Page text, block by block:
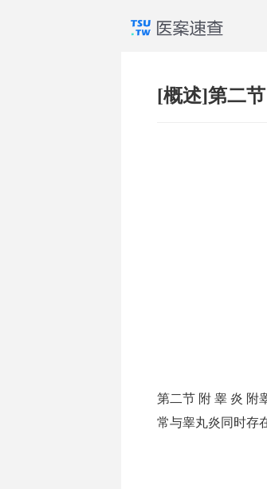
[概述]第二
第二节 附 睾 炎 附
常与睾丸炎同时存